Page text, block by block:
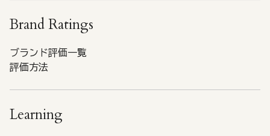
Brand Ratings
ブランド評価一覧
評価方法
Learning